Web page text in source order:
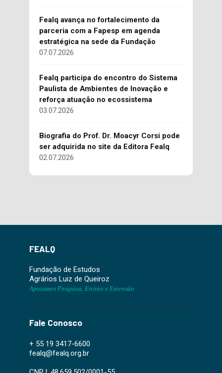
Fealq avança no fortalecimento da
parceria com a Fapesp em agenda
estratégica na sede da Fundação
07.07.2026
Fealq participa do encontro do Sistema
Paulista de Ambientes de Inovação e
reforça atuação no ecossistema
03.07.2026
Biografia do Prof. Dr. Moacyr Corsi pode
ser adquirida no site da Editora Fealq
02.07.2026
FEALQ
Fundação de Estudos
Agrários Luiz de Queiroz
Apoiamos Pesquisa, Ensino e Extensão
Fale Conosco
+ 55 19 3417-6600
fealq@fealq.org.br